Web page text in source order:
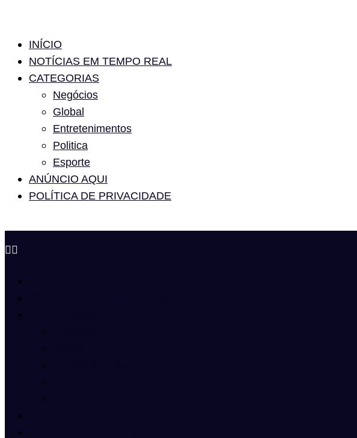
INÍCIO
NOTÍCIAS EM TEMPO REAL
CATEGORIAS
Negócios
Global
Entretenimentos
Politica
Esporte
ANÚNCIO AQUI
POLÍTICA DE PRIVACIDADE